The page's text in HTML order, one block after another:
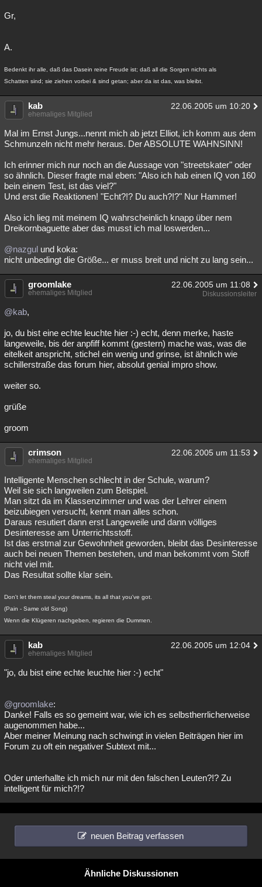
Gr,
A.
Bedenkt ihr alle, daß das Dasein reine Freude ist; daß all die Sorgen nichts als
Schatten sind; sie ziehen vorbei & sind getan; aber da ist das, was bleibt.
kab 22.06.2005 um 10:20
ehemaliges Mitglied
Mal im Ernst Jungs...nennt mich ab jetzt Elliot, ich komm aus dem
Schmunzeln nicht mehr heraus. Der ABSOLUTE WAHNSINN!
Ich erinner mich nur noch an die Aussage von "streetskater" oder
so ähnlich. Dieser fragte mal eben: "Also ich hab einen IQ von 160
bein einem Test, ist das viel?"
Und erst die Reaktionen! "Echt?!? Du auch?!?" Nur Hammer!
Also ich lieg mit meinem IQ wahrscheinlich knapp über nem
Dreikornbaguette aber das musst ich mal loswerden...
@nazgul und koka:
nicht unbedingt die Größe... er muss breit und nicht zu lang sein...
groomlake 22.06.2005 um 11:08
ehemaliges Mitglied Diskussionsleiter
@kab,
jo, du bist eine echte leuchte hier :-) echt, denn merke, haste
langeweile, bis der anpfiff kommt (gestern) mache was, was die
eitelkeit anspricht, stichel ein wenig und grinse, ist ähnlich wie
schillerstraße das forum hier, absolut genial impro show.
weiter so.
grüße
groom
crimson 22.06.2005 um 11:53
ehemaliges Mitglied
Intelligente Menschen schlecht in der Schule, warum?
Weil sie sich langweilen zum Beispiel.
Man sitzt da im Klassenzimmer und was der Lehrer einem
beizubiegen versucht, kennt man alles schon.
Daraus resutiert dann erst Langeweile und dann völliges
Desinteresse am Unterrichtsstoff.
Ist das erstmal zur Gewohnheit geworden, bleibt das Desinteresse
auch bei neuen Themen bestehen, und man bekommt vom Stoff
nicht viel mit.
Das Resultat sollte klar sein.
Don't let them steal your dreams, its all that you've got.
(Pain - Same old Song)
Wenn die Klügeren nachgeben, regieren die Dummen.
kab 22.06.2005 um 12:04
ehemaliges Mitglied
"jo, du bist eine echte leuchte hier :-) echt"
@groomlake:
Danke! Falls es so gemeint war, wie ich es selbstherrlicherweise
augenommen habe...
Aber meiner Meinung nach schwingt in vielen Beiträgen hier im
Forum zu oft ein negativer Subtext mit...
Oder unterhallte ich mich nur mit den falschen Leuten?!? Zu
intelligent für mich?!?
neuen Beitrag verfassen
Ähnliche Diskussionen